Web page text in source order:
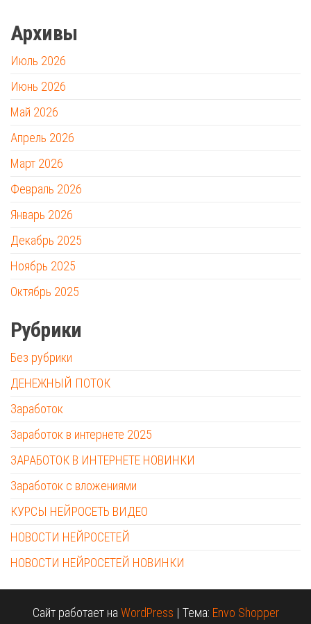
Архивы
Июль 2026
Июнь 2026
Май 2026
Апрель 2026
Март 2026
Февраль 2026
Январь 2026
Декабрь 2025
Ноябрь 2025
Октябрь 2025
Рубрики
Без рубрики
ДЕНЕЖНЫЙ ПОТОК
Заработок
Заработок в интернете 2025
ЗАРАБОТОК В ИНТЕРНЕТЕ НОВИНКИ
Заработок с вложениями
КУРСЫ НЕЙРОСЕТЬ ВИДЕО
НОВОСТИ НЕЙРОСЕТЕЙ
НОВОСТИ НЕЙРОСЕТЕЙ НОВИНКИ
Сайт работает на WordPress | Тема: Envo Shopper